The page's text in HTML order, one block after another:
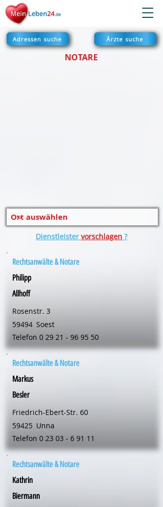
Adressen suche Ärzte suche
NOTARE
Dienstleister vorschlagen ?
Rechtsanwälte & Notare
Philipp
Allhoff
Rosenstr. 3
59494 Soest
Telefon 0 29 21 - 96 95 50
Rechtsanwälte & Notare
Markus
Besler
Friedrich-Ebert-Str. 60
59425 Unna
Telefon 0 23 03 - 6 91 11
Rechtsanwälte & Notare
Kathrin
Biermann